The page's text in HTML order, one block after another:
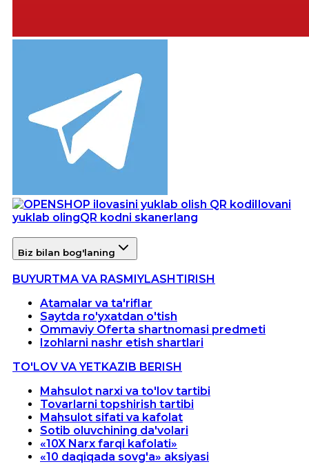
Ilovani
yuklab olingQR kodni skanerlang
Biz bilan bog'laning
BUYURTMA VA RASMIYLASHTIRISH
Atamalar va ta'riflar
Saytda ro'yxatdan o'tish
Ommaviy Oferta shartnomasi predmeti
Izohlarni nashr etish shartlari
TO'LOV VA YETKAZIB BERISH
Mahsulot narxi va to'lov tartibi
Tovarlarni topshirish tartibi
Mahsulot sifati va kafolat
Sotib oluvchining da'volari
«10X Narx farqi kafolati»
«10 daqiqada sovg'a» aksiyasi